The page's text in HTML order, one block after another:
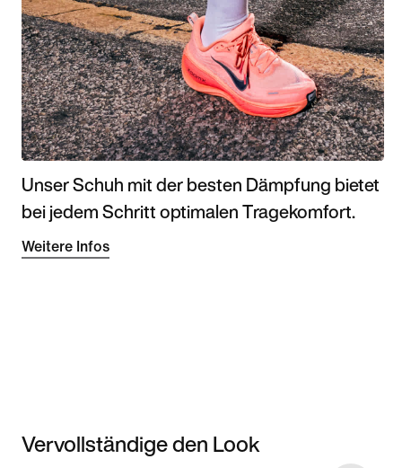
Unser Schuh mit der besten Dämpfung bietet
bei jedem Schritt optimalen Tragekomfort.
Weitere Infos
Vervollständige den Look